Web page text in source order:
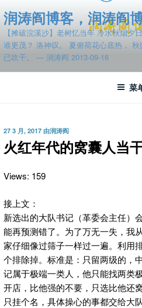
至
容
润涛阎博客，润涛阎
【摊破浣溪沙】老树忆当年 冷水秋烟夕
谁更茂？ 洛神叹。 夏俯荷花心底热，
已吹干。 — 润涛阎 2013-09-16
菜
发
于
27 3 月, 2017 由润涛阎
火红年代的窝囊人当
Views: 159
接上文：
新选出的大队书记（革委会主任）
能再预测错了。 为了万无一失，我
家仔细像过筛子一样过一遍。利用
个排除掉。标准是：只留两级的，
记属于极端一类人，他只能找两类
开店，比他强的不要，只选比他还
只挂个名，具体操心的事都交给大